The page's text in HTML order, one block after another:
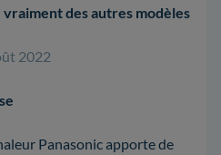
vraiment des autres modèles
2022
Panasonic apporte de